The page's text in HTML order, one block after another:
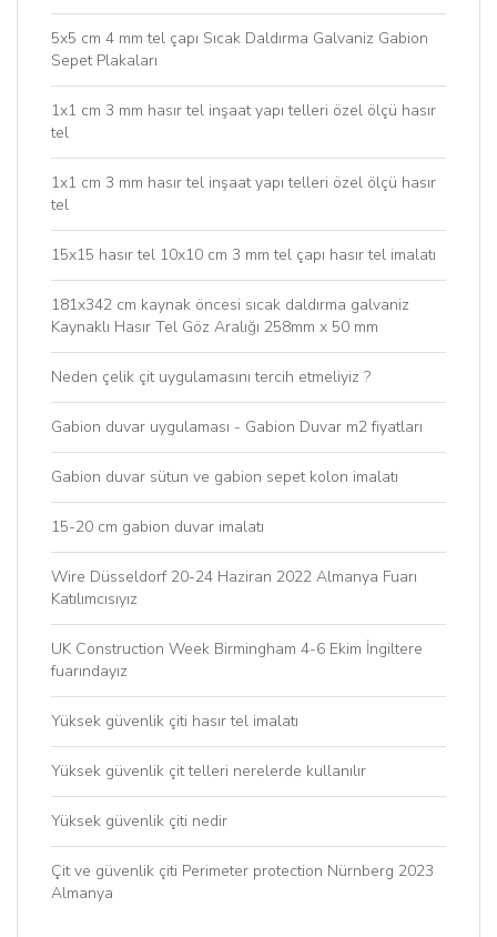
5x5 cm 4 mm tel çapı Sıcak Daldırma Galvaniz Gabion
Sepet Plakaları
1x1 cm 3 mm hasır tel inşaat yapı telleri özel ölçü hasır
tel
1x1 cm 3 mm hasır tel inşaat yapı telleri özel ölçü hasır
tel
15x15 hasır tel 10x10 cm 3 mm tel çapı hasır tel imalatı
181x342 cm kaynak öncesi sıcak daldırma galvaniz
Kaynaklı Hasır Tel Göz Aralığı 258mm x 50 mm
Neden çelik çit uygulamasını tercih etmeliyiz ?
Gabion duvar uygulaması - Gabion Duvar m2 fiyatları
Gabion duvar sütun ve gabion sepet kolon imalatı
15-20 cm gabion duvar imalatı
Wire Düsseldorf 20-24 Haziran 2022 Almanya Fuarı
Katılımcısıyız
UK Construction Week Birmingham 4-6 Ekim İngiltere
fuarındayız
Yüksek güvenlik çiti hasır tel imalatı
Yüksek güvenlik çit telleri nerelerde kullanılır
Yüksek güvenlik çiti nedir
Çit ve güvenlik çiti Perimeter protection Nürnberg 2023
Almanya